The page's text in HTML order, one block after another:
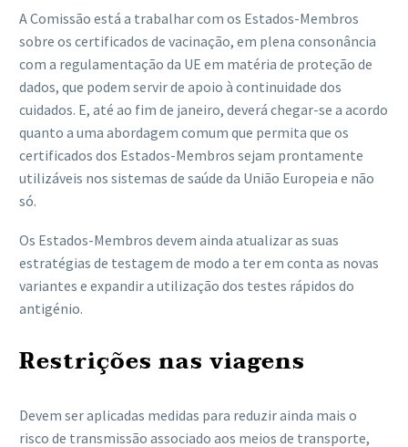
A Comissão está a trabalhar com os Estados-Membros
sobre os certificados de vacinação, em plena consonância
com a regulamentação da UE em matéria de proteção de
dados, que podem servir de apoio à continuidade dos
cuidados. E, até ao fim de janeiro, deverá chegar-se a acordo
quanto a uma abordagem comum que permita que os
certificados dos Estados-Membros sejam prontamente
utilizáveis nos sistemas de saúde da União Europeia e não
só.
Os Estados-Membros devem ainda atualizar as suas
estratégias de testagem de modo a ter em conta as novas
variantes e expandir a utilização dos testes rápidos do
antigénio.
Restrições nas viagens
Devem ser aplicadas medidas para reduzir ainda mais o
risco de transmissão associado aos meios de transporte,